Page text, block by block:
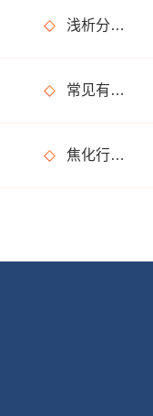
浅析分子筛转轮常见问题及解决方法
常见有机废气处理技术
焦化行业有机废气特点